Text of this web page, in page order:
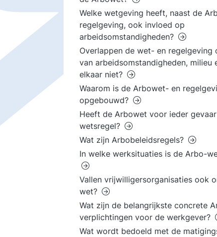
Welke wetgeving heeft, naast de
regelgeving, ook invloed op
arbeidsomstandigheden?
Overlappen de wet- en regelgeving
van arbeidsomstandigheden, milieu
elkaar niet?
Waarom is de Arbowet- en
opgebouwd?
Heeft de Arbowet voor ieder
wetsregel?
Wat zijn Arbobeleidsregels?
In welke werksituaties is de Arbo-
Vallen vrijwilligersorganisaties ook
wet?
Wat zijn de belangrijkste concrete
verplichtingen voor de werkgever?
Wat wordt bedoeld met de